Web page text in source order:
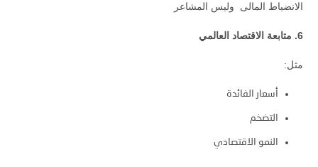
الانضباط المالى وليس المشاعر
6. متابعة الاقتصاد العالمي
مثل:
أسعار الفائدة
التضخم
النمو الاقتصادي